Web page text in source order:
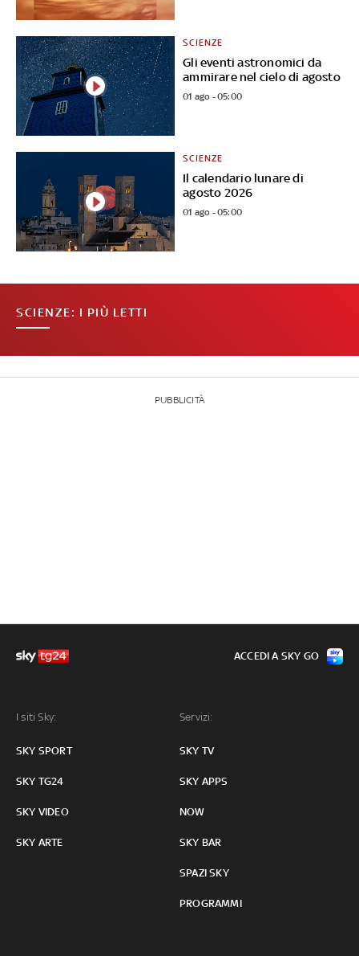
Gli eventi astronomici da
ammirare nel cielo di agosto
SCIENZE
01 ago - 05:00
Il calendario lunare di
agosto 2026
SCIENZE
01 ago - 05:00
SCIENZE: I PIÙ LETTI
PUBBLICITÀ
I siti Sky:
SKY SPORT
SKY TG24
SKY VIDEO
SKY ARTE
Servizi:
SKY TV
SKY APPS
NOW
SKY BAR
SPAZI SKY
PROGRAMMI
ACCEDI A SKY GO